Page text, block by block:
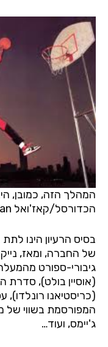
המהלך הזה, כמובן,
הכדורסל/קאז'ואל AirJordan.
בסיס הרעיון הינו
של החברה, ומאז,
גיבורי-ספורט
(כריסטיאנו
המפורסמת בשווי של
ג'יימס, ועוד…